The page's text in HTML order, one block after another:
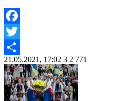
Facebook
Twitter
Share
21.05.2021, 17:02 3 2 771